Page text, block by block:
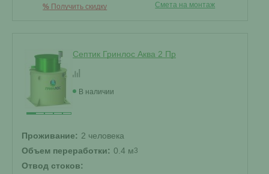
% Получить скидку Смета на монтаж
Септик Гринлос Аква 2 Пр
В наличии
Проживание: 2 человека
Объем переработки: 0.4 м3
Отвод стоков: